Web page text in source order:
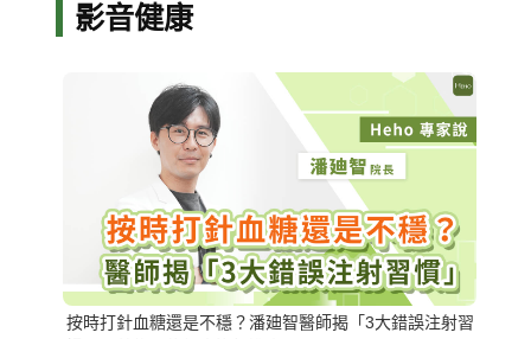
影音健康
按時打針血糖還是不穩？潘廸智醫師揭「3大錯誤注射習